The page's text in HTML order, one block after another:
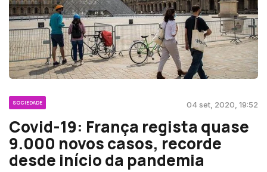
SOCIEDADE 04 set, 2020, 19:52
Covid-19: França regista quase
9.000 novos casos, recorde
desde início da pandemia